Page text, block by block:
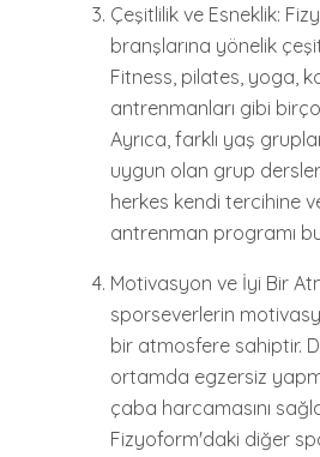
Çeşitlilik ve Esneklik:
branşlarına yönelik
Fitness, pilates, yoga,
antrenmanları gibi
Ayrıca, farklı yaş
uygun olan grup
herkes kendi tercihine
antrenman programı
Motivasyon ve İyi Bir
sporseverlerin
bir atmosfere sahiptir.
ortamda egzersiz
çaba harcamasını
Fizyoform'daki diğer